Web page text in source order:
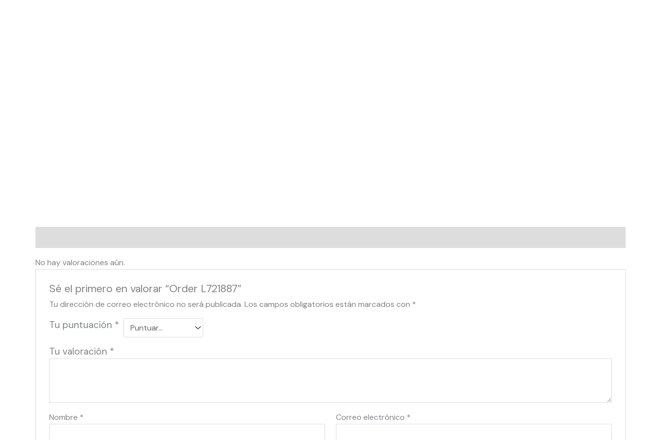
No hay valoraciones aún.
Sé el primero en valorar “Order L721887”
Tu dirección de correo electrónico no será publicada. Los campos obligatorios están marcados con *
Tu puntuación *
Tu valoración *
Nombre * Correo electrónico *